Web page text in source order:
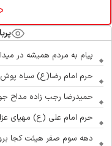
پیام به مردم همیشه در
حرم امام رضا(ع) سیاه پوش
حمیدرضا رجب زاده مداح
حرم امام علی (ع) مهیای
دهه سوم صفر هیئت کجا